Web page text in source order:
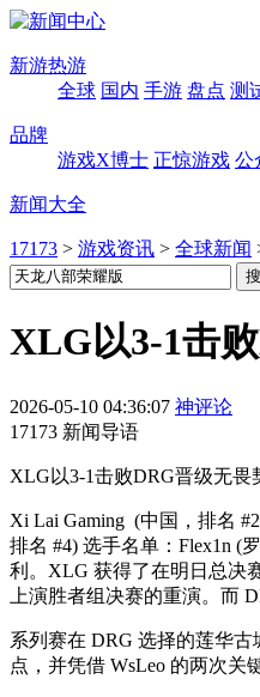
新游热游
全球 国内 手游 盘点 测
品牌
游戏X博士 正惊游戏 公
新闻大全
17173 > 游戏资讯 > 全球新闻
XLG以3-1击
2026-05-10 04:36:07 神评论
17173 新闻导语
XLG以3-1击败DRG晋级无畏
Xi Lai Gaming (中国，排名
排名 #4) 选手名单：Flex1n (
利。XLG 获得了在明日总决
上演胜者组决赛的重演。而
系列赛在 DRG 选择的莲华
点，并凭借 WsLeo 的两次关